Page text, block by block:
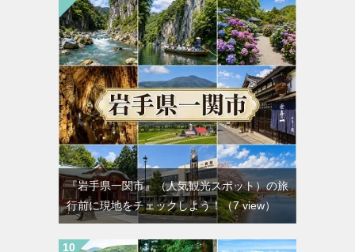
『岩手県一関市』（人気観光スポット）の旅
行前に現地をチェックしよう！（7 view）